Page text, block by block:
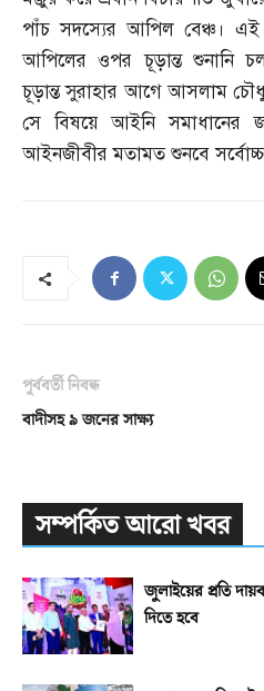
পাঁচ সদস্যের আপিল বেঞ্চ।
আপিলের ওপর চূড়ান্ত শুনানি
চূড়ান্ত সুরাহার আগে আসলাম
সে বিষয়ে আইনি সমাধানের
আইনজীবীর মতামত শুনবে
পূর্ববর্তী নিবন্ধ
বাদীসহ ৯ জনের সাক্ষ্য
সম্পর্কিত আরো খবর
জুলাইয়ের প্রতি
দিতে হবে